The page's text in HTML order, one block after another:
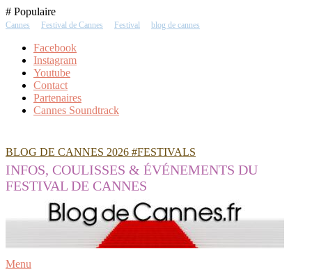
Skip
To
# Populaire
Cannes Festival de Cannes Festival blog de cannes
Facebook
Instagram
Youtube
Contact
Partenaires
Cannes Soundtrack
BLOG DE CANNES 2026 #FESTIVALS
INFOS, COULISSES & ÉVÉNEMENTS DU
FESTIVAL DE CANNES
Menu